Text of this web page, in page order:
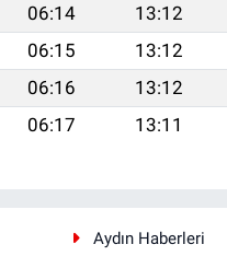
06:14 13:12
06:15 13:12
06:16 13:12
06:17 13:11
Aydın Haberleri